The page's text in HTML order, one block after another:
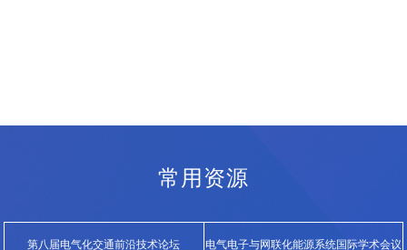
常用资源
第八届电气化交通前沿技术论坛 电气电子与网联化能源系统国际学术会议